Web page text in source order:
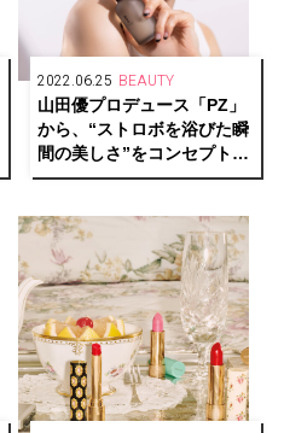
2022.06.25 BEAUTY
山田優プロデュース「PZ」
から、“ストロボを浴びた瞬
間の美しさ”をコンセプトに
したマルチオイルセラムが